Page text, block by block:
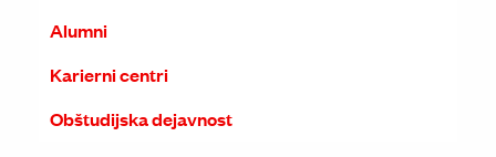
Alumni
Karierni centri
Obštudijska dejavnost